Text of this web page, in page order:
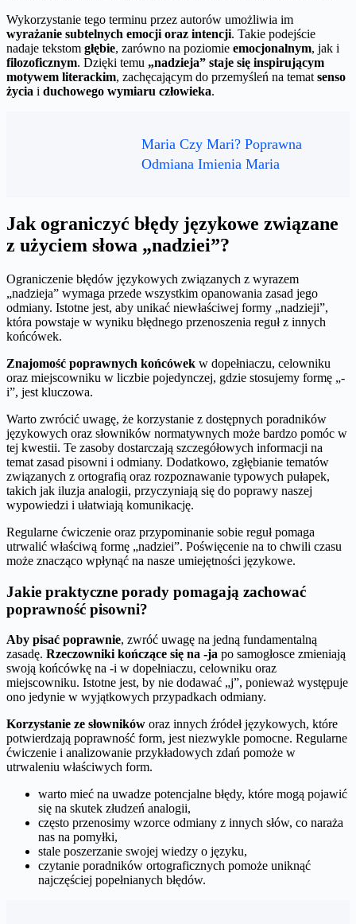
Wykorzystanie tego terminu przez autorów umożliwia im
wyrażanie subtelnych emocji oraz intencji. Takie podejście
nadaje tekstom głębie, zarówno na poziomie emocjonalnym, jak i
filozoficznym. Dzięki temu „nadzieja” staje się inspirującym
motywem literackim, zachęcającym do przemyśleń na temat senso
życia i duchowego wymiaru człowieka.
Maria Czy Mari? Poprawna
Odmiana Imienia Maria
Jak ograniczyć błędy językowe związane
z użyciem słowa „nadziei”?
Ograniczenie błędów językowych związanych z wyrazem
„nadzieja” wymaga przede wszystkim opanowania zasad jego
odmiany. Istotne jest, aby unikać niewłaściwej formy „nadzieji”,
która powstaje w wyniku błędnego przenoszenia reguł z innych
końcówek.
Znajomość poprawnych końcówek w dopełniaczu, celowniku
oraz miejscowniku w liczbie pojedynczej, gdzie stosujemy formę „-
i”, jest kluczowa.
Warto zwrócić uwagę, że korzystanie z dostępnych poradników
językowych oraz słowników normatywnych może bardzo pomóc w
tej kwestii. Te zasoby dostarczają szczegółowych informacji na
temat zasad pisowni i odmiany. Dodatkowo, zgłębianie tematów
związanych z ortografią oraz rozpoznawanie typowych pułapek,
takich jak iluzja analogii, przyczyniają się do poprawy naszej
wypowiedzi i ułatwiają komunikację.
Regularne ćwiczenie oraz przypominanie sobie reguł pomaga
utrwalić właściwą formę „nadziei”. Poświęcenie na to chwili czasu
może znacząco wpłynąć na nasze umiejętności językowe.
Jakie praktyczne porady pomagają zachować
poprawność pisowni?
Aby pisać poprawnie, zwróć uwagę na jedną fundamentalną
zasadę. Rzeczowniki kończące się na -ja po samogłosce zmieniają
swoją końcówkę na -i w dopełniaczu, celowniku oraz
miejscowniku. Istotne jest, by nie dodawać „j”, ponieważ występuje
ono jedynie w wyjątkowych przypadkach odmiany.
Korzystanie ze słowników oraz innych źródeł językowych, które
potwierdzają poprawność form, jest niezwykle pomocne. Regularne
ćwiczenie i analizowanie przykładowych zdań pomoże w
utrwaleniu właściwych form.
warto mieć na uwadze potencjalne błędy, które mogą pojawić
się na skutek złudzeń analogii,
często przenosimy wzorce odmiany z innych słów, co naraża
nas na pomyłki,
stale poszerzanie swojej wiedzy o języku,
czytanie poradników ortograficznych pomoże uniknąć
najczęściej popełnianych błędów.